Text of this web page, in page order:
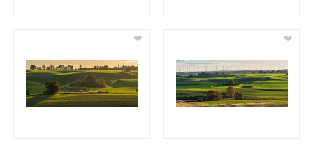
❤ ❤